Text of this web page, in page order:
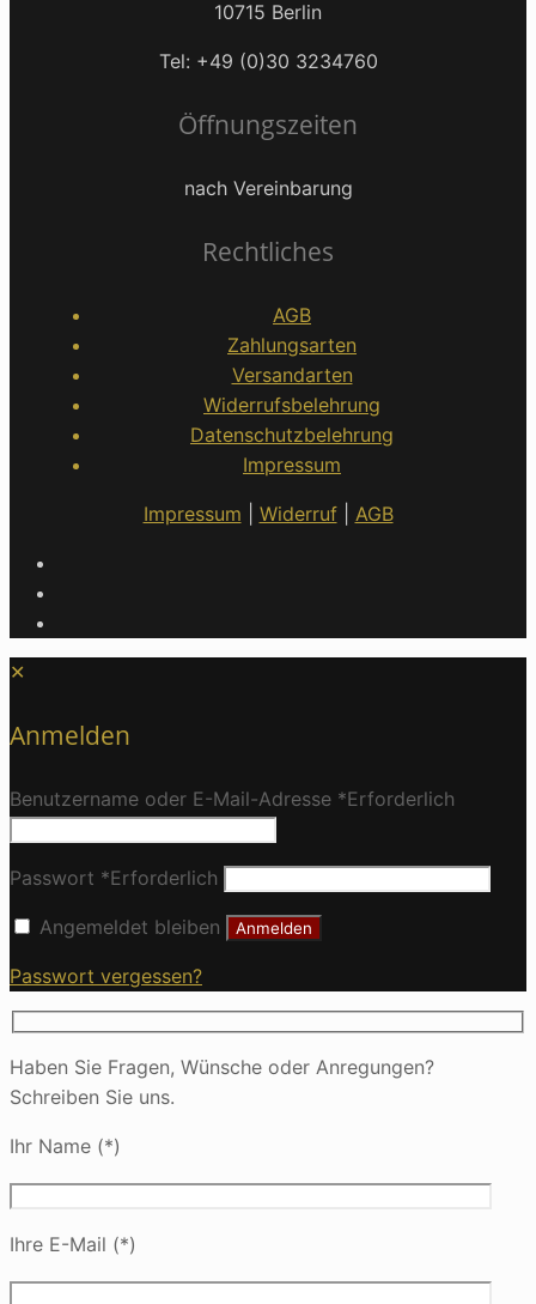
10715 Berlin
Tel: +49 (0)30 3234760
Öffnungszeiten
nach Vereinbarung
Rechtliches
AGB
Zahlungsarten
Versandarten
Widerrufsbelehrung
Datenschutzbelehrung
Impressum
Impressum Widerruf| AGB
✕
Anmelden
Benutzername oder E-Mail-Adresse *Erforderlich
Passwort *Erforderlich
Angemeldet bleiben Anmelden
Passwort vergessen?
Haben Sie Fragen, Wünsche oder Anregungen?
Schreiben Sie uns.
Ihr Name (*)
Ihre E-Mail (*)